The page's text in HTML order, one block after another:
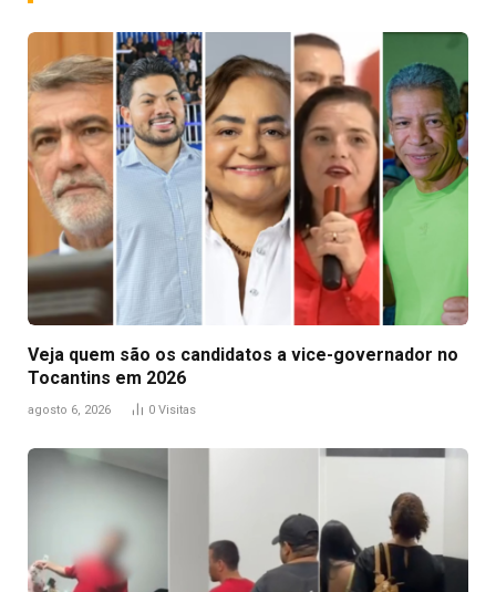
Veja quem são os candidatos a vice-governador no
Tocantins em 2026
agosto 6, 2026 0 Visitas